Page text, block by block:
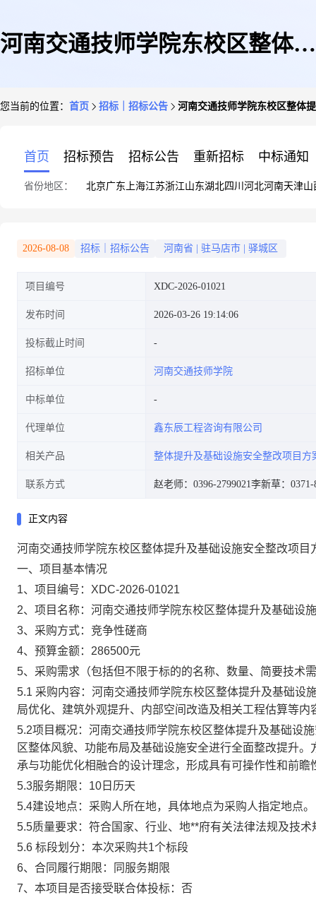
河南交通技师学院东校区整体提
您当前的位置： 首页 招标｜招标公告 河南交通技师学院东校区整体
首页 招标预告 招标公告 重新招标 中标通知
省份地区： 北京广东 上海江苏浙江山东湖北四川 河北河南天津山
2026-08-08 招标｜招标公告 河南省 驻马店市 驿城区
项目编号 XDC-2026-01021
发布时间 2026-03-26 19:14:06
投标截止时间
招标单位 河南交通技师学院
中标单位
代理单位 鑫东辰工程咨询有限公司
相关产品 整体提升及基础设施安全整改项目方
联系方式 赵老师：0396-2799021李新草：0371-
正文内容
河南交通技师学院东校区整体提升及基础设施安全整改项目
一、项目基本情况
1、项目编号：XDC-2026-01021
2、项目名称：河南交通技师学院东校区整体提升及基础设
3、采购方式：竞争性磋商
4、预算金额：286500元
5、采购需求（包括但不限于标的的名称、数量、简要技术
5.1 采购内容：河南交通技师学院东校区整体提升及基础设
局优化、建筑外观提升、内部空间改造及相关工程估算等内
5.2项目概况：河南交通技师学院东校区整体提升及基础设
区整体风貌、功能布局及基础设施安全进行全面整改提升
承与功能优化相融合的设计理念，形成具有可操作性和前瞻
5.3服务期限：10日历天
5.4建设地点：采购人所在地，具体地点为采购人指定地点。
5.5质量要求：符合国家、行业、地**府有关法律法规及技
5.6 标段划分：本次采购共1个标段
6、合同履行期限：同服务期限
7、本项目是否接受联合体投标：否